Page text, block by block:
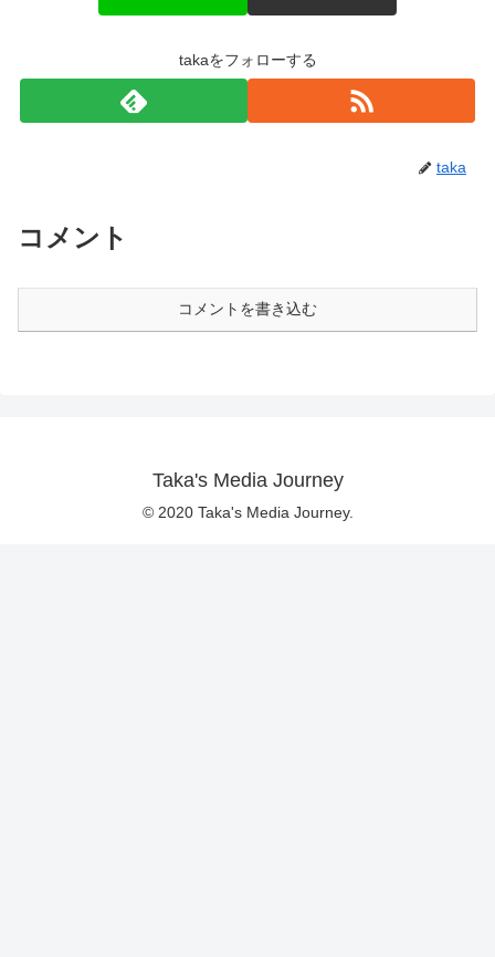
takaをフォローする
taka
コメント
コメントを書き込む
Taka's Media Journey
© 2020 Taka's Media Journey.